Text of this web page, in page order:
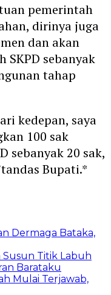
pemerintah
dirinya juga
dan akan
sebanyak
tahap
kedepan, saya
100 sak
sebanyak 20 sak,
Bupati.*
Dermaga Bataka,
Titik Labuh
Barataku
Mulai Terjawab,